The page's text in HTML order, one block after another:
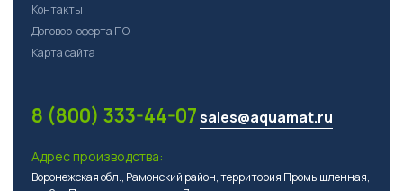
Контакты
Договор-оферта ПО
Карта сайта
8 (800) 333-44-07sales@aquamat.ru
Адрес производства:
Воронежская обл., Рамонский район, территория Промышленная,